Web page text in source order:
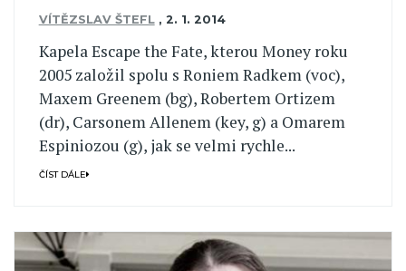
VÍTĚZSLAV ŠTEFL , 2. 1. 2014
Kapela Escape the Fate, kterou Money roku
2005 založil spolu s Roniem Radkem (voc),
Maxem Greenem (bg), Robertem Ortizem
(dr), Carsonem Allenem (key, g) a Omarem
Espiniozou (g), jak se velmi rychle...
ČÍST DÁLE